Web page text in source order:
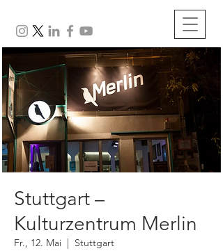
Stuttgart –
Kulturzentrum Merlin
Fr., 12. Mai
  |
Stuttgart